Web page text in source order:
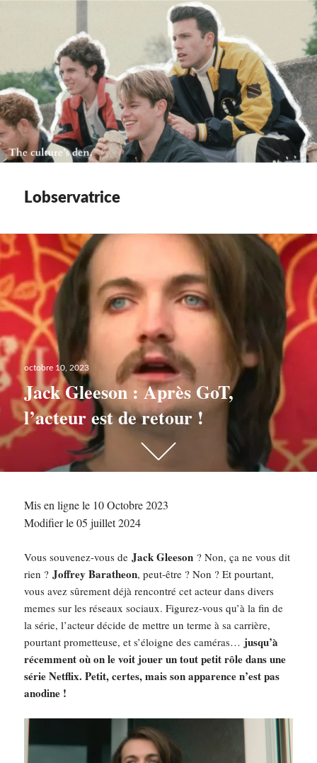
Lobservatrice
Publié
octobre 10, 2023
Jack Gleeson : Après GoT,
l’acteur est de retour !
Scroll
see
Mis en ligne le 10 Octobre 2023
Modifier le 05 juillet 2024
Vous souvenez-vous deJack Gleeson ? Non, ça ne vous dit
rien ?Joffrey Baratheon, peut-être ? Non ? Et pourtant,
vous avez sûrement déjà rencontré cet acteur dans divers
memes sur les réseaux sociaux. Figurez-vous qu’à la fin de
la série, l’acteur décide de mettre un terme à sa carrière,
pourtant prometteuse, et s’éloigne des caméras… jusqu’à
récemment où on le voit jouer un tout petit rôle dans une
série Netflix. Petit, certes, mais son apparence n’est pas
anodine !